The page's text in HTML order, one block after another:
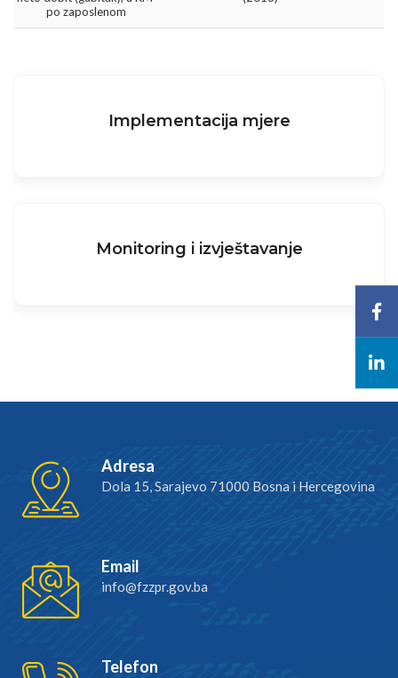
po zaposlenom
Implementacija mjere
Monitoring i izvještavanje
Adresa
Dola 15, Sarajevo 71000 Bosna i Hercegovina
Email
info@fzzpr.gov.ba
Telefon